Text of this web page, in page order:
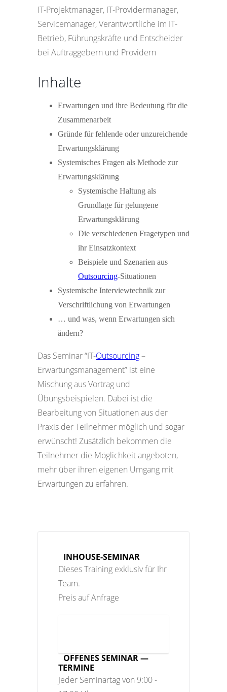
IT-Projektmanager, IT-Providermanager,
Servicemanager, Verantwortliche im IT-
Betrieb, Führungskräfte und Entscheider
bei Auftraggebern und Providern
Inhalte
Erwartungen und ihre Bedeutung für die
Zusammenarbeit
Gründe für fehlende oder unzureichende
Erwartungsklärung
Systemisches Fragen als Methode zur
Erwartungsklärung
Systemische Haltung als
Grundlage für gelungene
Erwartungsklärung
Die verschiedenen Fragetypen und
ihr Einsatzkontext
Beispiele und Szenarien aus
Outsourcing-Situationen
Systemische Interviewtechnik zur
Verschriftlichung von Erwartungen
… und was, wenn Erwartungen sich
ändern?
Das Seminar “IT-Outsourcing–
Erwartungsmanagement” ist eine
Mischung aus Vortrag und
Übungsbeispielen. Dabei ist die
Bearbeitung von Situationen aus der
Praxis der Teilnehmer möglich und sogar
erwünscht! Zusätzlich bekommen die
Teilnehmer die Möglichkeit angeboten,
mehr über ihren eigenen Umgang mit
Erwartungen zu erfahren.
INHOUSE-SEMINAR
Dieses Training exklusiv für Ihr
Team.
Preis auf Anfrage
OFFENES SEMINAR —
TERMINE
Jeder Seminartag von 9:00 -